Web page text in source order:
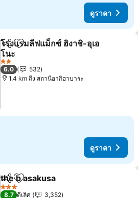
ดูราคา
แชร์ เพิ่มในรายการโปรด
โรงแรมลีฟแม็กซ์ ฮิงาชิ-อุเอ
โนะ
2 ดาว
6.0
532
1.4 km ถึง สถานีอากิฮาบาระ
ดูราคา
แชร์ เพิ่มในรายการโปรด
the b asakusa
3 ดาว
8.7 ดีเลิศ
3,352